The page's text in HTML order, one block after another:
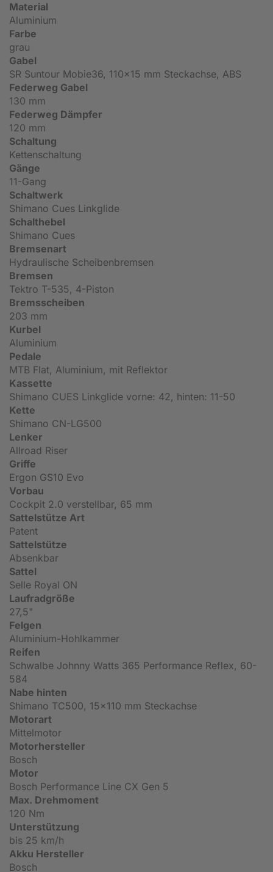
Material
Aluminium
Farbe
grau
Gabel
SR Suntour Mobie36, 110x15 mm Steckachse, ABS
Federweg Gabel
130 mm
Federweg Dämpfer
120 mm
Schaltung
Kettenschaltung
Gänge
11-Gang
Schaltwerk
Shimano Cues Linkglide
Schalthebel
Shimano Cues
Bremsenart
Hydraulische Scheibenbremsen
Bremsen
Tektro T-535, 4-Piston
Bremsscheiben
203 mm
Kurbel
Aluminium
Pedale
MTB Flat, Aluminium, mit Reflektor
Kassette
Shimano CUES Linkglide vorne: 42, hinten: 11-50
Kette
Shimano CN-LG500
Lenker
Allroad Riser
Griffe
Ergon GS10 Evo
Vorbau
Cockpit 2.0 verstellbar, 65 mm
Sattelstütze Art
Patent
Sattelstütze
Absenkbar
Sattel
Selle Royal ON
Laufradgröße
27,5"
Felgen
Aluminium-Hohlkammer
Reifen
Schwalbe Johnny Watts 365 Performance Reflex, 60-
584
Nabe hinten
Shimano TC500, 15x110 mm Steckachse
Motorart
Mittelmotor
Motorhersteller
Bosch
Motor
Bosch Performance Line CX Gen 5
Max. Drehmoment
120 Nm
Unterstützung
bis 25 km/h
Akku Hersteller
Bosch